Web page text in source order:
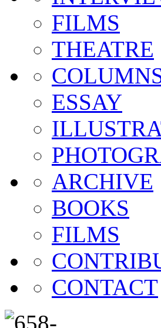
FILMS
THEATRE
ESSAY
ARCHIVE
BOOKS
FILMS
CONTACT